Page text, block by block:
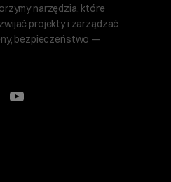
narzędzia, które
projekty i zarządzać
bezpieczeństwo —